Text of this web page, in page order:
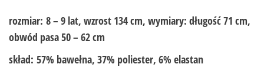
rozmiar: 8 – 9 lat, wzrost 134 cm, wymiary: długość 71 cm,
obwód pasa 50 – 62 cm
skład: 57% bawełna, 37% poliester, 6% elastan